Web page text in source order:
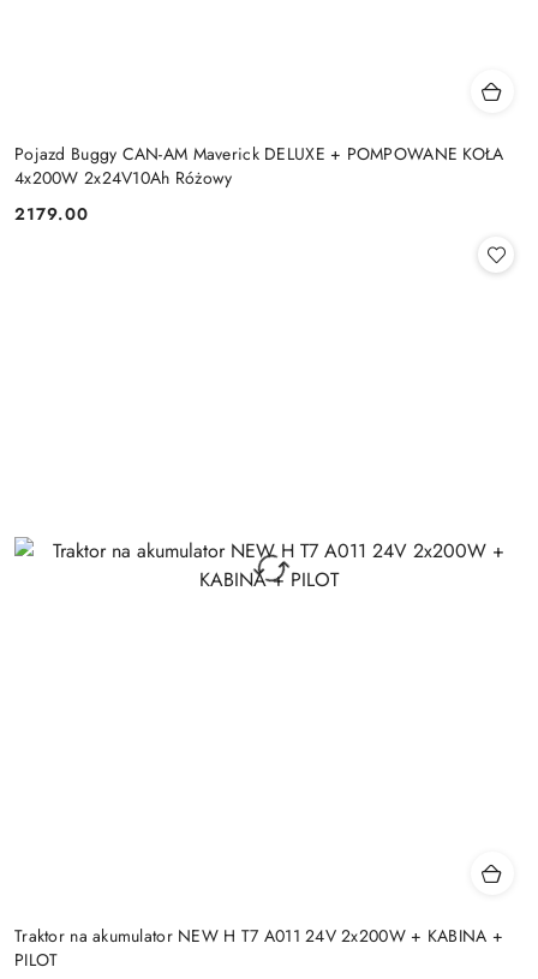
Pojazd Buggy CAN-AM Maverick DELUXE + POMPOWANE KOŁA
4x200W 2x24V10Ah Różowy
Cena:
2179.00
Traktor na akumulator NEW H T7 A011 24V 2x200W + KABINA +
PILOT